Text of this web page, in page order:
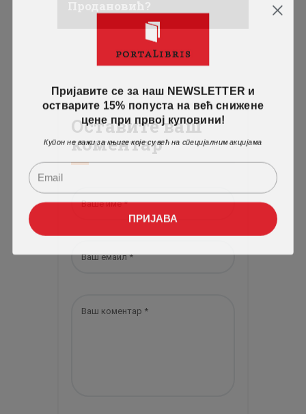
Оставите ваш
коментар
Пријавите се за наш NEWSLETTER и
остварите 15% попуста на већ снижене
цене при првој куповини!
Купон не важи за књиге које су већ на специјалним акцијама
ПРИЈАВА